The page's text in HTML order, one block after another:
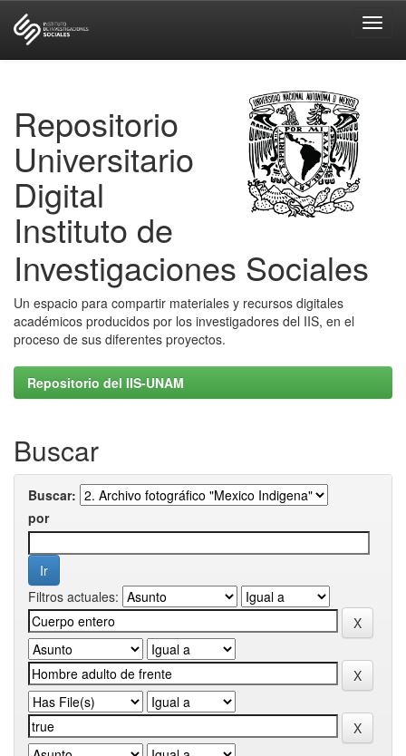
Repositorio
Universitario
Digital
Instituto de
Investigaciones Sociales
Un espacio para compartir materiales y recursos digitales
académicos producidos por los investigadores del IIS, en el
proceso de sus diferentes proyectos.
Repositorio del IIS-UNAM
Buscar
Buscar:
por
Filtros actuales: